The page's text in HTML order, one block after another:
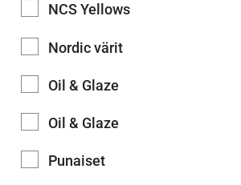
NCS Yellows
Nordic värit
Oil & Glaze
Oil & Glaze
Punaiset